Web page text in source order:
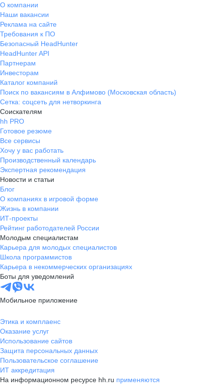
О компании
Наши вакансии
Реклама на сайте
Требования к ПО
Безопасный HeadHunter
HeadHunter API
Партнерам
Инвесторам
Каталог компаний
Поиск по вакансиям в Алфимово (Московская область)
Сетка: соцсеть для нетворкинга
Соискателям
hh PRO
Готовое резюме
Все сервисы
Хочу у вас работать
Производственный календарь
Экспертная рекомендация
Новости и статьи
Блог
О компаниях в игровой форме
Жизнь в компании
ИТ-проекты
Рейтинг работодателей России
Молодым специалистам
Карьера для молодых специалистов
Школа программистов
Карьера в некоммерческих организациях
Боты для уведомлений
Мобильное приложение
Этика и комплаенс
Оказание услуг
Использование сайтов
Защита персональных данных
Пользовательское соглашение
ИТ аккредитация
На информационном ресурсе hh.ru применяются